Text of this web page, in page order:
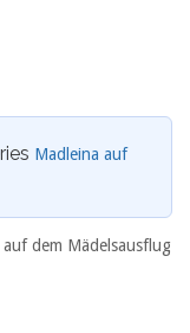
Madleina auf
dem Mädelsausflug